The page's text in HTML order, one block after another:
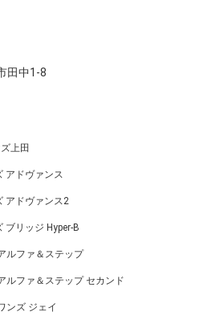
田中1-8
上田
アドヴァンス
アドヴァンス2
ブリッジ Hyper-B
ルファ＆ステップ
ルファ＆ステップ セカンド
ンズ ジェイ